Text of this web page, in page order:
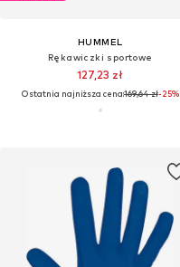
HUMMEL
Rękawiczki sportowe
127,23 zł
Ostatnia najniższa cena:169,64 zł-25%